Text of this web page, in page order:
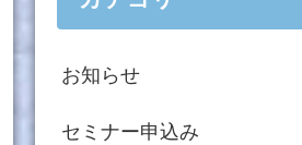
お知らせ
セミナー申込み